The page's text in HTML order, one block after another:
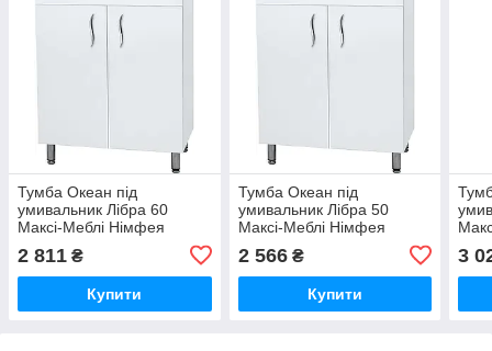
Тумба Океан під
умивальник Лібра 60
Максі-Меблі Німфея
2 811 ₴
Купити
Тумба Океан під
умивальник Лібра 50
Максі-Меблі Німфея
2 566₴
Купити
3